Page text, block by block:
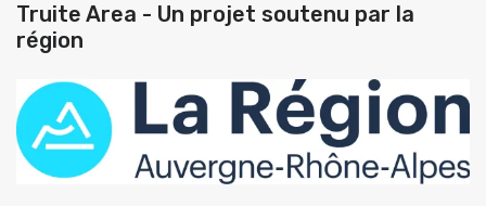
Truite Area - Un projet soutenu par la
région